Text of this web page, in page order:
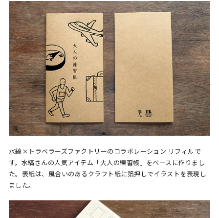
水縞×トラベラーズファクトリーのコラボレーション リフィルで
す。水縞さんの人気アイテム「大人の練習帳」をベースに作りまし
た。表紙は、風合いのあるクラフト紙に箔押しでイラストを表現し
ました。